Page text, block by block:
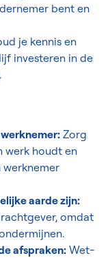
bent en
je kennis en
investeren in de
Zorg
werk houdt en
werknemer
aarde zijn:
omdat
afspraken:Wet-